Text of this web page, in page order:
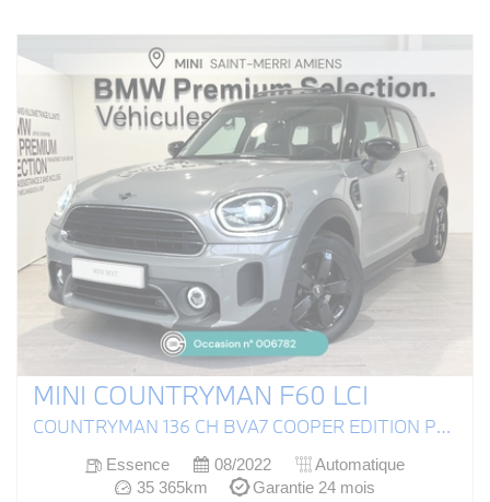
MINI COUNTRYMAN F60 LCI
COUNTRYMAN 136 CH BVA7 COOPER EDITION PREMIUM PLUS
Essence 08/2022
Automatique
35 365km
Garantie 24 mois